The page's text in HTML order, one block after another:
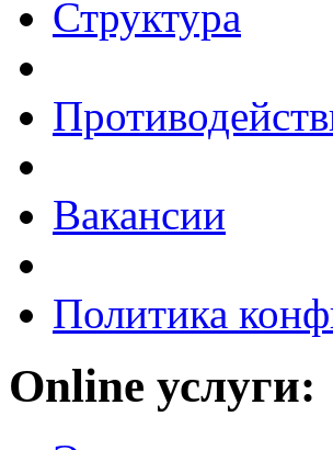
Структура
Вакансии
Политика
Online услуги: